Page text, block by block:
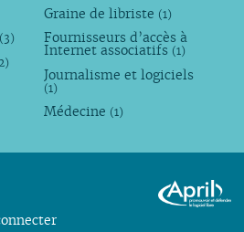
(3)
Graine de libriste (1)
Fournisseurs d’accès à
Internet associatifs (1)
Journalisme et logiciels
(1)
Médecine (1)